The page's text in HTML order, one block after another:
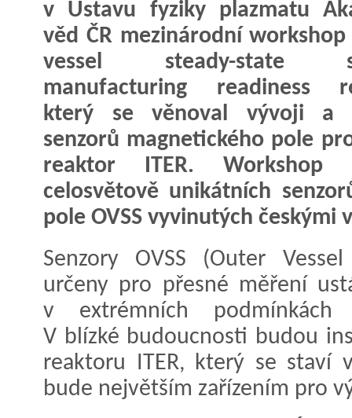
v Ústavu fyziky plazmatu
věd ČR mezinárodní workshop
vessel steady-state
manufacturing readiness
který se věnoval vývoji a
senzorů magnetického pole
reaktor ITER. Workshop
celosvětově unikátních
pole OVSS vyvinutých českými
Senzory OVSS (Outer
určeny pro přesné měření
v extrémních podmínkách
V blízké budoucnosti budou
reaktoru ITER, který se staví
bude největším zařízením pro